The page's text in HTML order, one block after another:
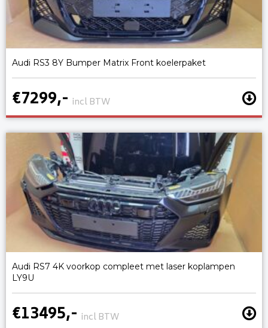
Audi RS3 8Y Bumper Matrix Front koelerpaket
€7299,- incl BTW
Audi RS7 4K voorkop compleet met laser koplampen
LY9U
€13495,- incl BTW